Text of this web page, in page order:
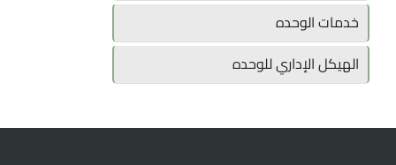
خدمات الوحده
الهيكل الإداري للوحده